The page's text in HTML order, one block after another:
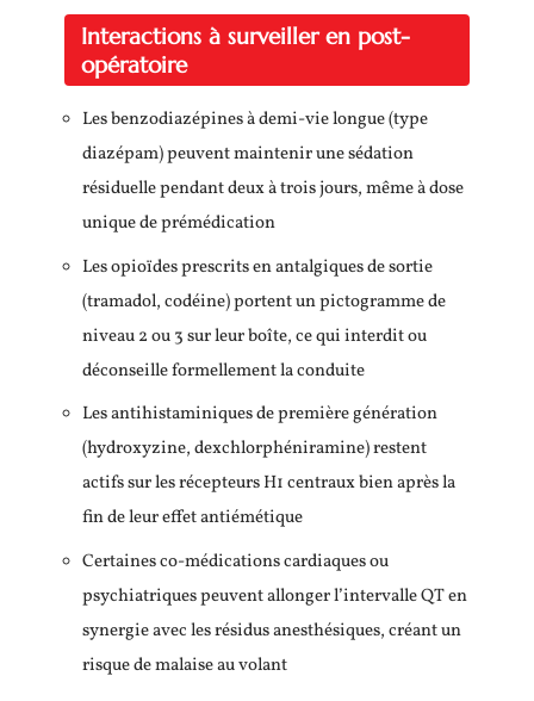
Interactions à surveiller en post-
opératoire
Les benzodiazépines à demi-vie longue (type
diazépam) peuvent maintenir une sédation
résiduelle pendant deux à trois jours, même à dose
unique de prémédication
Les opioïdes prescrits en antalgiques de sortie
(tramadol, codéine) portent un pictogramme de
niveau 2 ou 3 sur leur boîte, ce qui interdit ou
déconseille formellement la conduite
Les antihistaminiques de première génération
(hydroxyzine, dexchlorphéniramine) restent
actifs sur les récepteurs H1 centraux bien après la
fin de leur effet antiémétique
Certaines co-médications cardiaques ou
psychiatriques peuvent allonger l’intervalle QT en
synergie avec les résidus anesthésiques, créant un
risque de malaise au volant